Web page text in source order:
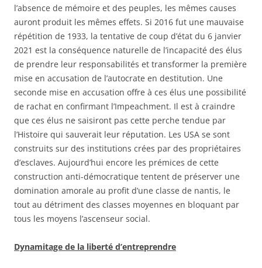
l’absence de mémoire et des peuples, les mêmes causes
auront produit les mêmes effets. Si 2016 fut une mauvaise
répétition de 1933, la tentative de coup d’état du 6 janvier
2021 est la conséquence naturelle de l’incapacité des élus
de prendre leur responsabilités et transformer la première
mise en accusation de l’autocrate en destitution. Une
seconde mise en accusation offre à ces élus une possibilité
de rachat en confirmant l’Impeachment. Il est à craindre
que ces élus ne saisiront pas cette perche tendue par
l’Histoire qui sauverait leur réputation. Les USA se sont
construits sur des institutions crées par des propriétaires
d’esclaves. Aujourd’hui encore les prémices de cette
construction anti-démocratique tentent de préserver une
domination amorale au profit d’une classe de nantis, le
tout au détriment des classes moyennes en bloquant par
tous les moyens l’ascenseur social.
Dynamitage de la liberté d’entreprendre